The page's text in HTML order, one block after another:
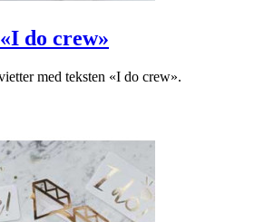
do crew»
med teksten «I do crew».